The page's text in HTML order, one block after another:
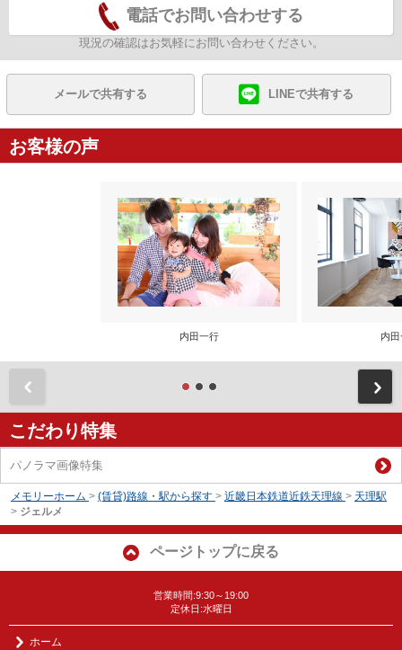
電話でお問い合わせする
現況の確認はお気軽にお問い合わせください。
メールで共有する LINEで共有する
お客様の声
内田一行 内
こだわり特集
パノラマ画像特集
メモリーホーム > (賃貸)路線・駅から探す > 近畿日本鉄道近鉄天理線 > 天理駅
> ジェルメ
ページトップに戻る
営業時間:9:30～19:00
定休日:水曜日
ホーム